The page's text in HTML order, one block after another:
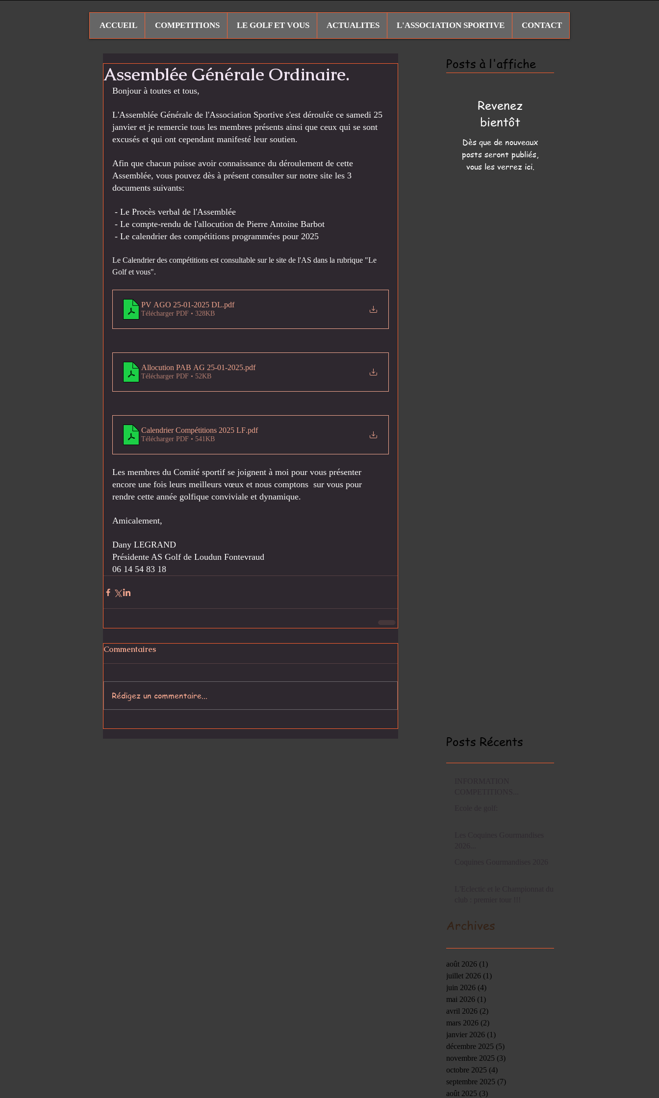
ACCUEIL COMPETITIONS LE GOLF ET VOUS ACTUALITES L'ASSOCIATION SPORTIVE CONTACT
Assemblée Générale Ordinaire.
Bonjour à toutes et tous,
L'Assemblée Générale de l'Association Sportive s'est déroulée ce samedi 25
janvier et je remercie tous les membres présents ainsi que ceux qui se sont
excusés et qui ont cependant manifesté leur soutien.
Afin que chacun puisse avoir connaissance du déroulement de cette
Assemblée, vous pouvez dès à présent consulter sur notre site les 3
documents suivants:
- Le Procès verbal de l'Assemblée
- Le compte-rendu de l'allocution de Pierre Antoine Barbot
- Le calendrier des compétitions programmées pour 2025
Le Calendrier des compétitions est consultable sur le site de l'AS dans la rubrique "Le
Golf et vous".
PV AGO 25-01-2025 DL.pdf
Télécharger PDF • 328KB
Allocution PAB AG 25-01-2025.pdf
Télécharger PDF • 52KB
Calendrier Compétitions 2025 LF.pdf
Télécharger PDF • 541KB
Les membres du Comité sportif se joignent à moi pour vous présenter
encore une fois leurs meilleurs vœux et nous comptons  sur vous pour
rendre cette année golfique conviviale et dynamique.
Amicalement,
Dany LEGRAND
Présidente AS Golf de Loudun Fontevraud
06 14 54 83 18
Commentaires
Rédigez un commentaire...
Posts à l'affiche
Revenez
bientôt
Dès que de nouveaux
posts seront publiés,
vous les verrez ici.
Posts Récents
Archives
août 2026 (1)
juillet 2026 (1)
juin 2026 (4)
mai 2026 (1)
avril 2026 (2)
mars 2026 (2)
janvier 2026 (1)
décembre 2025 (5)
novembre 2025 (3)
octobre 2025 (4)
septembre 2025 (7)
août 2025 (3)